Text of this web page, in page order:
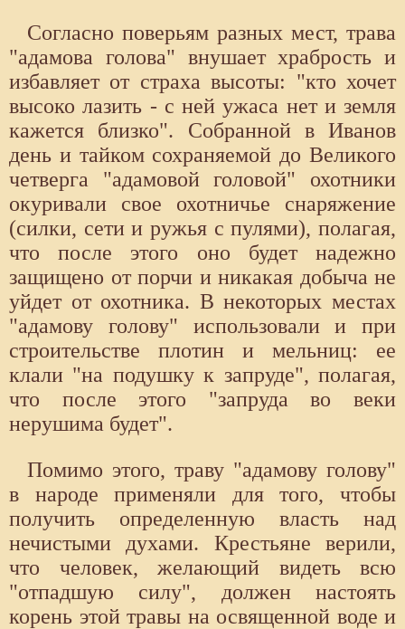
Согласно поверьям разных мест, трава
"адамова голова" внушает храбрость и
избавляет от страха высоты: "кто хочет
высоко лазить - с ней ужаса нет и земля
кажется близко". Собранной в Иванов
день и тайком сохраняемой до Великого
четверга "адамовой головой" охотники
окуривали свое охотничье снаряжение
(силки, сети и ружья с пулями), полагая,
что после этого оно будет надежно
защищено от порчи и никакая добыча не
уйдет от охотника. В некоторых местах
"адамову голову" использовали и при
строительстве плотин и мельниц: ее
клали "на подушку к запруде", полагая,
что после этого "запруда во веки
нерушима будет".
Помимо этого, траву "адамову голову"
в народе применяли для того, чтобы
получить определенную власть над
нечистыми духами. Крестьяне верили,
что человек, желающий видеть всю
"отпадшую силу", должен настоять
корень этой травы на освященной воде и